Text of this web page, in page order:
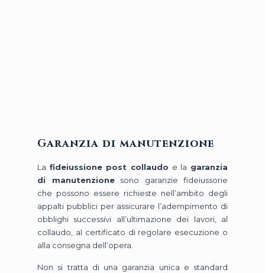
Garanzia di manutenzione
La fideiussione post collaudo e la garanzia
di manutenzionesono garanzie fideiussorie
che possono essere richieste nell’ambito degli
appalti pubblici per assicurare l’adempimento di
obblighi successivi all’ultimazione dei lavori, al
collaudo, al certificato di regolare esecuzione o
alla consegna dell’opera.
Non si tratta di una garanzia unica e standard